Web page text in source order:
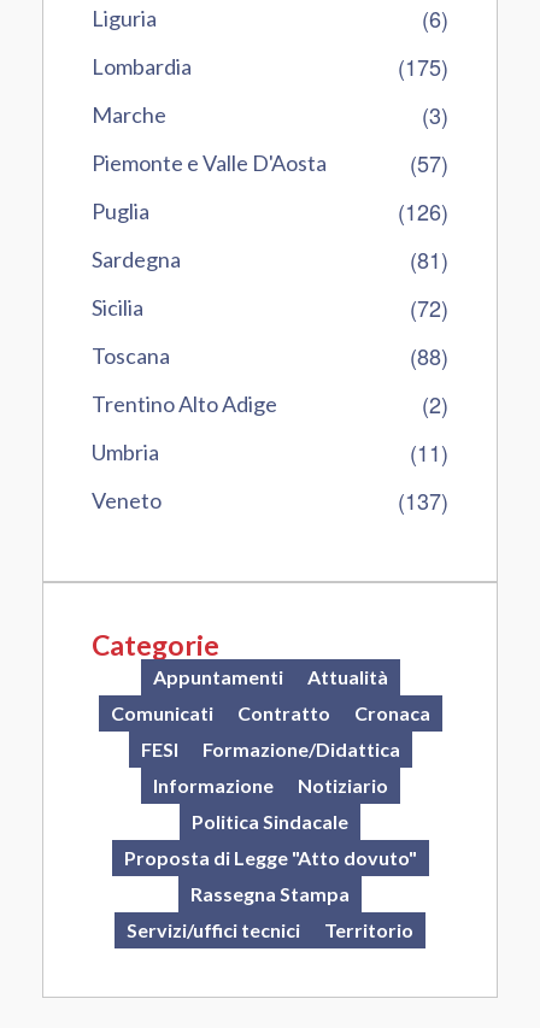
Liguria (6)
Lombardia (175)
Marche (3)
Piemonte e Valle D'Aosta (57)
Puglia (126)
Sardegna (81)
Sicilia (72)
Toscana (88)
Trentino Alto Adige (2)
Umbria (11)
Veneto (137)
Categorie
Appuntamenti
Attualità
Comunicati
Contratto
Cronaca
FESI
Formazione/Didattica
Informazione
Notiziario
Politica Sindacale
Proposta di Legge "Atto dovuto"
Rassegna Stampa
Servizi/uffici tecnici
Territorio